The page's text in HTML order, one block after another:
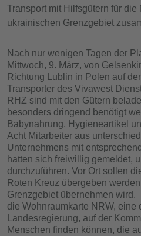
Transport mit Hilfsgütern für
ukrainischen Grenzgebiet
Nach nur wenigen Tagen der
Mittwoch, 9. März, von
Richtung Lublin in Polen auf
Transporter des Vivawest
RHZ sind mit den Gütern
besonders dringend benötigt
Babynahrung, Hygieneartikel
Acht Mitarbeiter aus
Unternehmens mit
hatten sich freiwillig gemeldet,
durchzuführen. Vor Ort sollen
Roten Kreuz übergeben
Grenzgebiet übernehmen wird.
die Wohnraumkarte NRW, eine
Landesregierung, auf der
Menschen finden können, die